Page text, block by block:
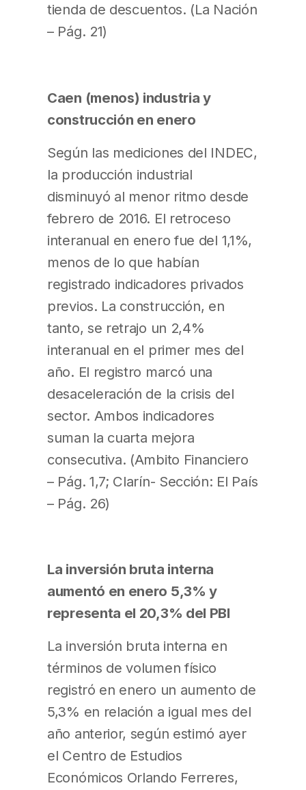
tienda de descuentos. (La Nación
– Pág. 21)
Caen (menos) industria y
construcción en enero
Según las mediciones del INDEC,
la producción industrial
disminuyó al menor ritmo desde
febrero de 2016. El retroceso
interanual en enero fue del 1,1%,
menos de lo que habían
registrado indicadores privados
previos. La construcción, en
tanto, se retrajo un 2,4%
interanual en el primer mes del
año. El registro marcó una
desaceleración de la crisis del
sector. Ambos indicadores
suman la cuarta mejora
consecutiva. (Ambito Financiero
– Pág. 1,7; Clarín- Sección: El País
– Pág. 26)
La inversión bruta interna
aumentó en enero 5,3% y
representa el 20,3% del PBI
La inversión bruta interna en
términos de volumen físico
registró en enero un aumento de
5,3% en relación a igual mes del
año anterior, según estimó ayer
el Centro de Estudios
Económicos Orlando Ferreres,